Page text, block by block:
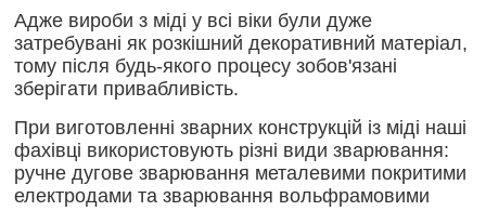
Адже вироби з міді у всі віки були дуже
затребувані як розкішний декоративний матеріал,
тому після будь-якого процесу зобов'язані
зберігати привабливість.
При виготовленні зварних конструкцій із міді наші
фахівці використовують різні види зварювання:
ручне дугове зварювання металевими покритими
електродами та зварювання вольфрамовими